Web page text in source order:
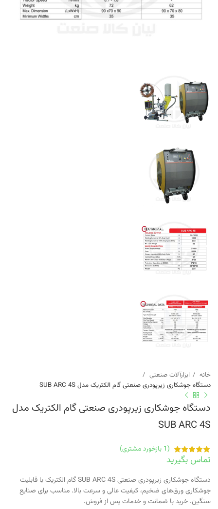
خانه
ابزارآلات صنعتی
دستگاه جوشکاری زیرپودری صنعتی گام الکتریک مدل SUB ARC 4S
دستگاه جوشکاری زیرپودری صنعتی گام الکتریک مدل
SUB ARC 4S
(
1 بازخورد مشتری)
تماس بگیرید
دستگاه جوشکاری زیرپودری صنعتی SUB ARC 4S گام الکتریک با قابلیت
جوشکاری ورق‌های ضخیم، کیفیت عالی و سرعت بالا. مناسب برای صنایع
سنگین. خرید با ضمانت و خدمات پس از فروش.